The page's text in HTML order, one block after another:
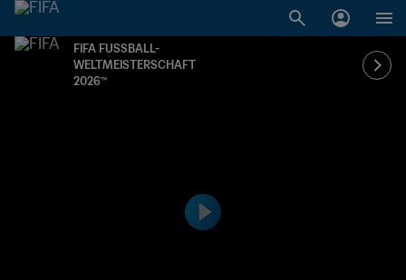
FIFA FUSSBALL-
WELTMEISTERSCHAFT
2026™